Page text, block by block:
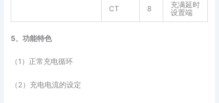
CT 8
充满延时
设置端
5、功能特色
（1）正常充电循环
（2）充电电流的设定